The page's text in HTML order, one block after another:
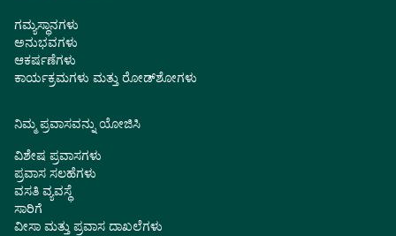
ಗಮ್ಯಸ್ಥಾನಗಳು
ಅನುಭವಗಳು
ಆಕರ್ಷಣೆಗಳು
ಕಾರ್ಯಕ್ರಮಗಳು ಮತ್ತು ರೋಡ್‌ಶೋಗಳು
ನಿಮ್ಮ ಪ್ರವಾಸವನ್ನು ಯೋಜಿಸಿ
ವಿಶೇಷ ಪ್ರವಾಸಗಳು
ಪ್ರವಾಸ ಸಲಹೆಗಳು
ವಸತಿ ವ್ಯವಸ್ಥೆ
ಸಾರಿಗೆ
ವೀಸಾ ಮತ್ತು ಪ್ರವಾಸ ದಾಖಲೆಗಳು